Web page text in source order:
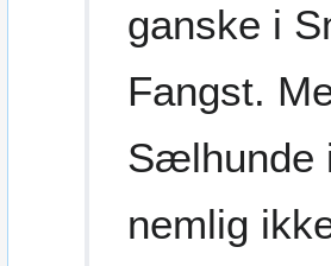
ganske i
Fangst.
Sælhunde
nemlig